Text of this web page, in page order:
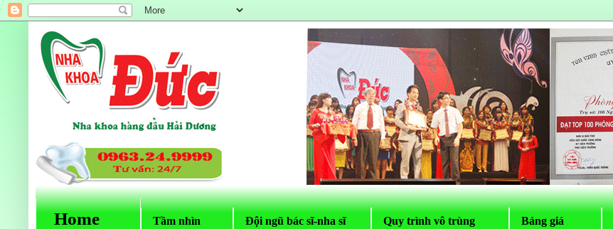
Home Tầm nhìn Đội ngũ bác sĩ-nha sĩ Quy trình vô trùng Bảng giá